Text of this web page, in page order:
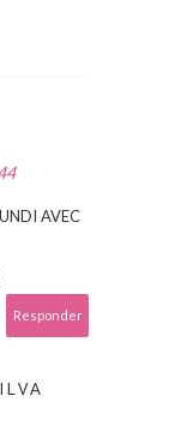
AVEC
Responder